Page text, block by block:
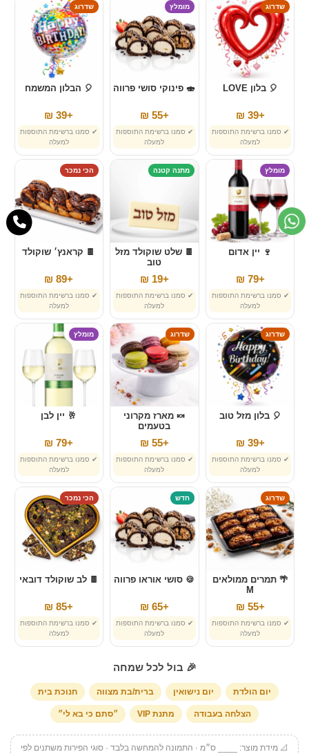
שדרוג
🎈 בלון LOVE
+39 ₪
✔ סמנו ברשימת התוספות
למעלה
מומלץ
🍣 פינוקי סושי פרווה
+55 ₪
✔ סמנו ברשימת התוספות
למעלה
שדרוג
🎈 הבלון המשמח
+39 ₪
✔ סמנו ברשימת התוספות
למעלה
מומלץ
🍷 יין אדום
+79 ₪
✔ סמנו ברשימת התוספות
למעלה
מתנה קטנה
🍫 שלט שוקולד מזל
טוב
+19 ₪
✔ סמנו ברשימת התוספות
למעלה
הכי נמכר
🍫 קראנץ׳ שוקולד
+89 ₪
✔ סמנו ברשימת התוספות
למעלה
שדרוג
🎈 בלון מזל טוב
+39 ₪
✔ סמנו ברשימת התוספות
למעלה
שדרוג
🍬 מארז מקרוני
בטעמים
+55 ₪
✔ סמנו ברשימת התוספות
למעלה
מומלץ
🥂 יין לבן
+79 ₪
✔ סמנו ברשימת התוספות
למעלה
שדרוג
🌴 תמרים ממולאים
M
+55 ₪
✔ סמנו ברשימת התוספות
למעלה
חדש
🍪 סושי אוראו פרווה
+65 ₪
✔ סמנו ברשימת התוספות
למעלה
הכי נמכר
🍫 לב שוקולד דובאי
+85 ₪
✔ סמנו ברשימת התוספות
למעלה
🎉 בול לכל שמחה
יום הולדת יום נישואין ברית/בת מצווה חנוכת בית
הצלחה בעבודה מתנת VIP ״סתם כי בא לי״
📐 מידת מוצר: ____ ס״מ · התמונה להמחשה בלבד · סוגי הפירות משתנים לפי